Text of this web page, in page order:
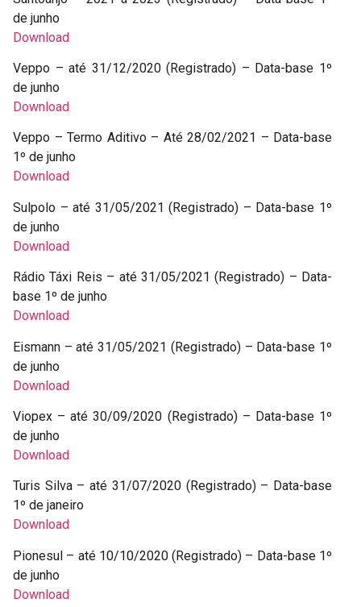
de junho
Download
Veppo – até 31/12/2020 (Registrado) – Data-base 1º
de junho
Download
Veppo – Termo Aditivo – Até 28/02/2021 – Data-base
1º de junho
Download
Sulpolo – até 31/05/2021 (Registrado) – Data-base 1º
de junho
Download
Rádio Táxi Reis – até 31/05/2021 (Registrado) – Data-
base 1º de junho
Download
Eismann – até 31/05/2021 (Registrado) – Data-base 1º
de junho
Download
Viopex – até 30/09/2020 (Registrado) – Data-base 1º
de junho
Download
Turis Silva – até 31/07/2020 (Registrado) – Data-base
1º de janeiro
Download
Pionesul – até 10/10/2020 (Registrado) – Data-base 1º
de junho
Download